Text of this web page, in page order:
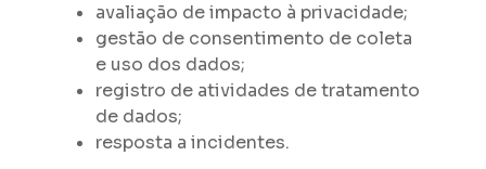
avaliação de impacto à privacidade;
gestão de consentimento de coleta
e uso dos dados;
registro de atividades de tratamento
de dados;
resposta a incidentes.